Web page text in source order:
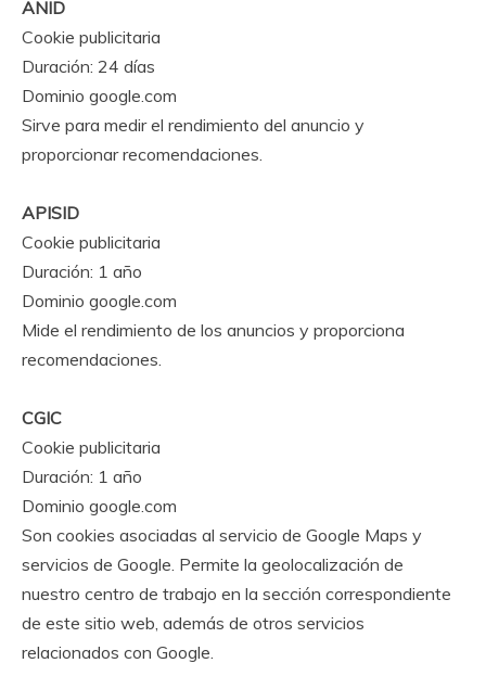
ANID
Cookie publicitaria
Duración: 24 días
Dominio google.com
Sirve para medir el rendimiento del anuncio y
proporcionar recomendaciones.
APISID
Cookie publicitaria
Duración: 1 año
Dominio google.com
Mide el rendimiento de los anuncios y proporciona
recomendaciones.
CGIC
Cookie publicitaria
Duración: 1 año
Dominio google.com
Son cookies asociadas al servicio de Google Maps y
servicios de Google. Permite la geolocalización de
nuestro centro de trabajo en la sección correspondiente
de este sitio web, además de otros servicios
relacionados con Google.